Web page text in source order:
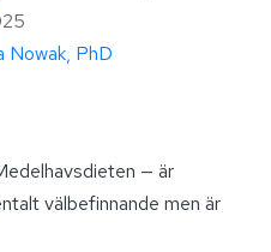
Nowak, PhD
— är
välbefinnande men är